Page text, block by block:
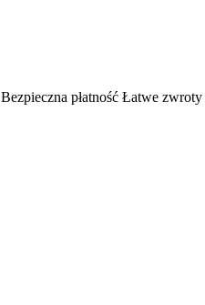
Bezpieczna płatność Łatwe zwroty